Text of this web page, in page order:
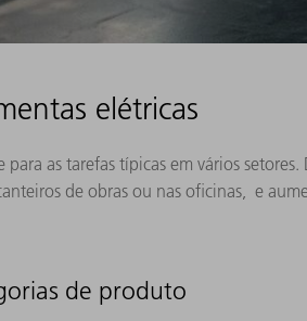
elétricas
as tarefas típicas em vários
de obras ou nas oficinas, e
de produto